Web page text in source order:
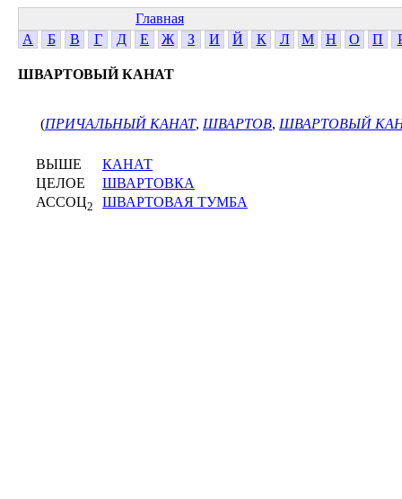
Главная
А
Б В Г Д Е Ж З И Й К Л М Н О П
ШВАРТОВЫЙ КАНАТ
(ПРИЧАЛЬНЫЙ КАНАТ, ШВАРТОВ, ШВАРТОВЫЙ
ВЫШЕ
КАНАТ
ЦЕЛОЕ
ШВАРТОВКА
АССОЦ2 ШВАРТОВАЯ ТУМБА